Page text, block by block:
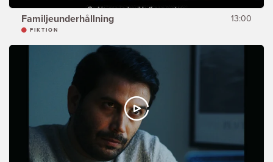
Familjeunderhållning 13:00
FIKTION